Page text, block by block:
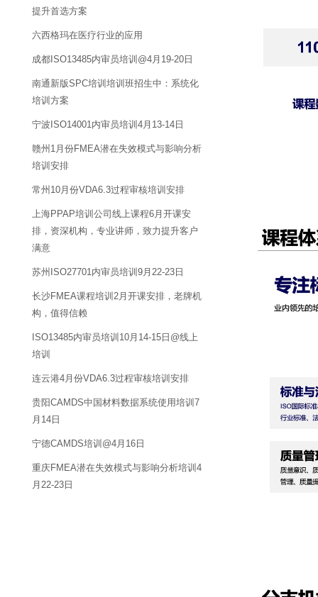
提升首选方案
六西格玛在医疗行业的应用
成都ISO13485内审员培训@4月19-20日
南通新版SPC培训培训班招生中：系统化
培训方案
宁波ISO14001内审员培训4月13-14日
赣州1月份FMEA潜在失效模式与影响分析
培训安排
常州10月份VDA6.3过程审核培训安排
上海PPAP培训公司线上课程6月开课安
排，资深机构，专业讲师，致力提升客户
满意
苏州ISO27701内审员培训9月22-23日
长沙FMEA课程培训2月开课安排，老牌机
构，值得信赖
ISO13485内审员培训10月14-15日@线上
培训
连云港4月份VDA6.3过程审核培训安排
贵阳CAMDS中国材料数据系统使用培训7
月14日
宁德CAMDS培训@4月16日
重庆FMEA潜在失效模式与影响分析培训4
月22-23日